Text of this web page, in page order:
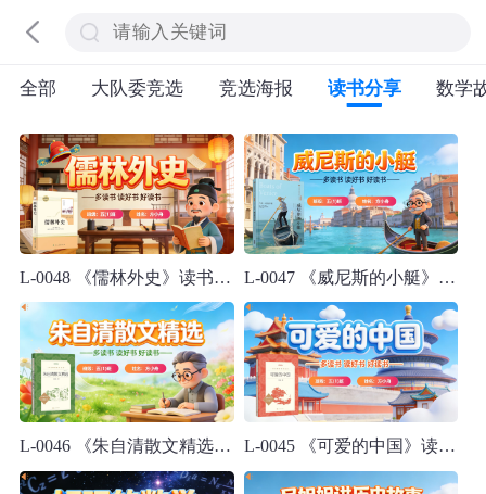
全部 大队委竞选 竞选海报 读书分享 数学
L-0048 《儒林外史》读书分享PPT模板 L-0047 《威尼斯的小艇》读书分享PPT模板
L-0046 《朱自清散文精选》读书分享PPT模板 L-0045 《可爱的中国》读书分享PPT模板